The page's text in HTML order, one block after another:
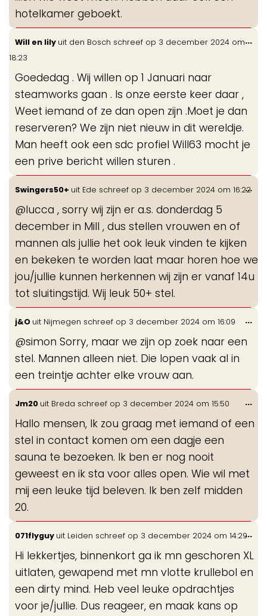
hotelkamer geboekt.
Will en lily uit den Bosch schreef op 3 december 2024 om
18:23
Goededag . Wij willen op 1 Januari naar
steamworks gaan . Is onze eerste keer daar ,
Weet iemand of ze dan open zijn .Moet je dan
reserveren? We zijn niet nieuw in dit wereldje.
Man heeft ook een sdc profiel Will63 mocht je
een prive bericht willen sturen .
...
Swingers50+ uit Ede schreef op 3 december 2024 om 16:22
@lucca , sorry wij zijn er a.s. donderdag 5
december in Mill , dus stellen vrouwen en of
mannen als jullie het ook leuk vinden te kijken
en bekeken te worden laat maar horen hoe we
jou/jullie kunnen herkennen wij zijn er vanaf 14u
tot sluitingstijd. Wij leuk 50+ stel.
...
j&O uit Nijmegen schreef op 3 december 2024 om 16:09
@simon Sorry, maar we zijn op zoek naar een
stel. Mannen alleen niet. Die lopen vaak al in
een treintje achter elke vrouw aan.
...
Jm20 uit Breda schreef op 3 december 2024 om 15:50
Hallo mensen, Ik zou graag met iemand of een
stel in contact komen om een dagje een
sauna te bezoeken. Ik ben er nog nooit
geweest en ik sta voor alles open. Wie wil met
mij een leuke tijd beleven. Ik ben zelf midden
20.
...
071flyguy uit Leiden schreef op 3 december 2024 om 14:29
Hi lekkertjes, binnenkort ga ik mn geschoren XL
uitlaten, gewapend met mn vlotte krullebol en
een dirty mind. Heb veel leuke opdrachtjes
voor je/jullie. Dus reageer, en maak kans op
...